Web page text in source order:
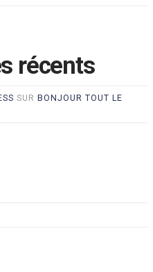
récents
SUR BONJOUR TOUT LE